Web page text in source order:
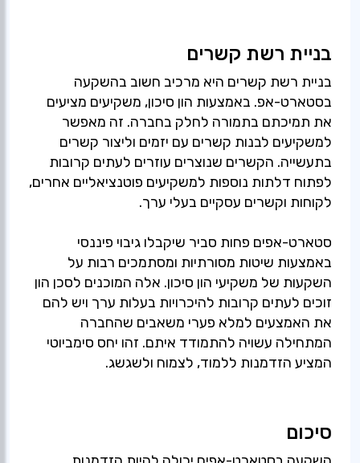
בניית רשת קשרים
בניית רשת קשרים היא מרכיב חשוב בהשקעה
בסטארט-אפ. באמצעות הון סיכון, משקיעים מציעים
את תמיכתם בתמורה לחלק בחברה. זה מאפשר
למשקיעים לבנות קשרים עם יזמים וליצור קשרים
בתעשייה. הקשרים שנוצרים עוזרים לעתים קרובות
לפתוח דלתות נוספות למשקיעים פוטנציאליים אחרים,
סטארט-אפים פחות סביר שיקבלו גיבוי פיננסי
באמצעות שיטות מסורתיות ומסתמכים רבות על
השקעות של משקיעי הון סיכון. אלה המוכנים לסכן הון
זוכים לעתים קרובות להיכרויות בעלות ערך ויש להם
את האמצעים למלא פערי משאבים שהחברה
המתחילה עשויה להתמודד איתם. זהו יחס סימביוטי
המציע הזדמנות ללמוד, לצמוח ולשגשג.
סיכום